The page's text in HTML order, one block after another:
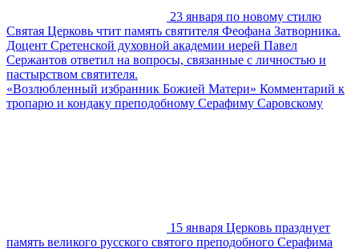
23 января по новому стилю
Святая Церковь чтит память святителя Феофана Затворника.
Доцент Сретенской духовной академии иерей Павел
Сержантов ответил на вопросы, связанные с личностью и
пастырством святителя.
«Возлюбленный избранник Божией Матери» Комментарий к
тропарю и кондаку преподобному Серафиму Саровскому
15 января Церковь празднует
память великого русского святого преподобного Серафима